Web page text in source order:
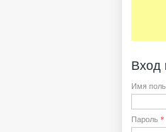
Вход
Имя
Пароль *